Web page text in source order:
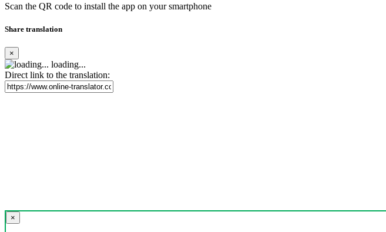
Scan the QR code to install the app on your smartphone
Share translation
×
loading...
Direct link to the translation:
×